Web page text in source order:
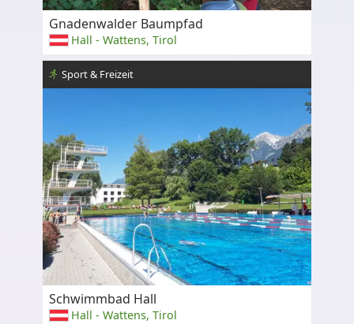
Gnadenwalder Baumpfad
Hall - Wattens, Tirol
Sport & Freizeit
Schwimmbad Hall
Hall - Wattens, Tirol